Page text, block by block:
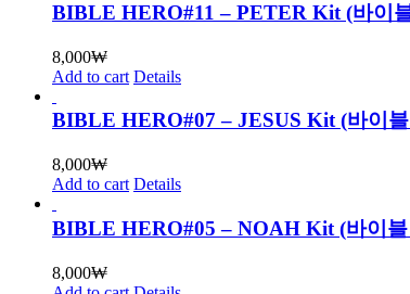
BIBLE HERO#11 – PETER Kit (바이
8,000₩
Add to cart Details
BIBLE HERO#07 – JESUS Kit (바이
8,000₩
Add to cart Details
BIBLE HERO#05 – NOAH Kit (바이
8,000₩